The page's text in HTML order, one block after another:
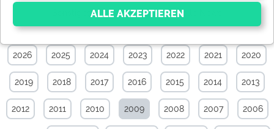
Specials Aktuelle News
2026 2025 2024 2023 2022 2021 2020
2019 2018 2017 2016 2015 2014 2013
2012 2011 2010 2009 2008 2007 2006
Essenziell
Essenzielle Cookies ermöglichen grundlegende
Funktionen und sind für die einwandfreie Funktion der
werden Teile der Websitenicht funktionieren.